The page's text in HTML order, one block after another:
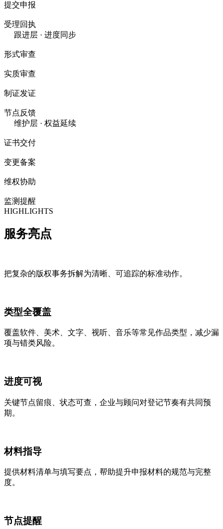
提交申报
受理回执
跟进层 · 进度同步
形式审查
实质审查
制证发证
节点反馈
维护层 · 权益延续
证书交付
变更备案
维权协助
监测提醒
HIGHLIGHTS
服务亮点
把复杂的版权事务拆解为清晰、可追踪的标准动作。
类型全覆盖
覆盖软件、美术、文字、视听、音乐等常见作品类型，减少漏
项与错类风险。
进度可视
关键节点留痕、状态可查，企业与顾问对登记节奏有共同预
期。
材料指导
提供材料清单与填写要点，帮助提升申报材料的规范与完整
度。
节点提醒